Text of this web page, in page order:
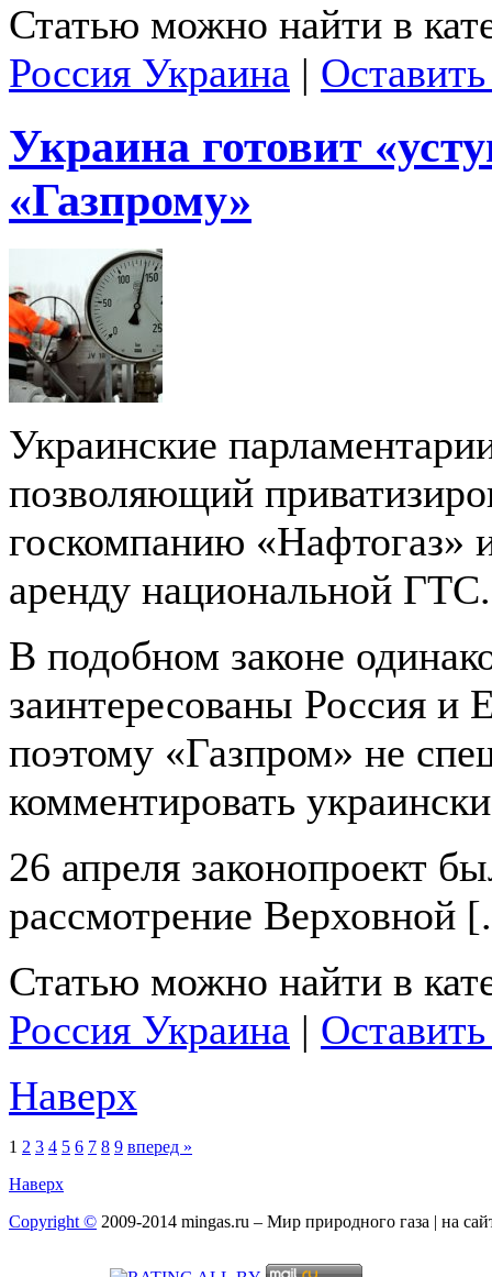
Статью можно найти в
Россия Украина |
Украина готовит
«Газпрому»
Украинские
позволяющий
госкомпанию «Нафтогаз»
аренду национальной ГТС.
В подобном законе
заинтересованы Россия и
поэтому «Газпром» не
комментировать
26 апреля законопроект
рассмотрение Верховной
Статью можно найти в
Россия Украина |
Наверх
1 2 3 4 5 6 7 8 9 вперед »
Наверх
Copyright © 2009-2014 mingas.ru – Мир природного газа | на